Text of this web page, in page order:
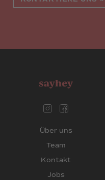
Über uns
Team
Kontakt
Jobs